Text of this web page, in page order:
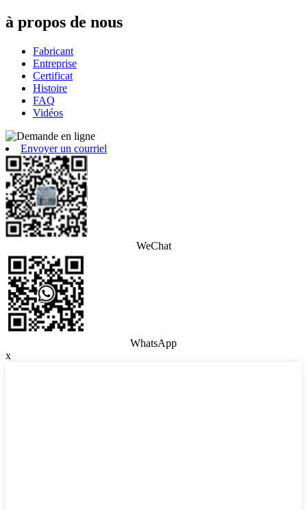
à propos de nous
Fabricant
Entreprise
Certificat
Histoire
FAQ
Vidéos
Envoyer un courriel
WeChat
WhatsApp
x